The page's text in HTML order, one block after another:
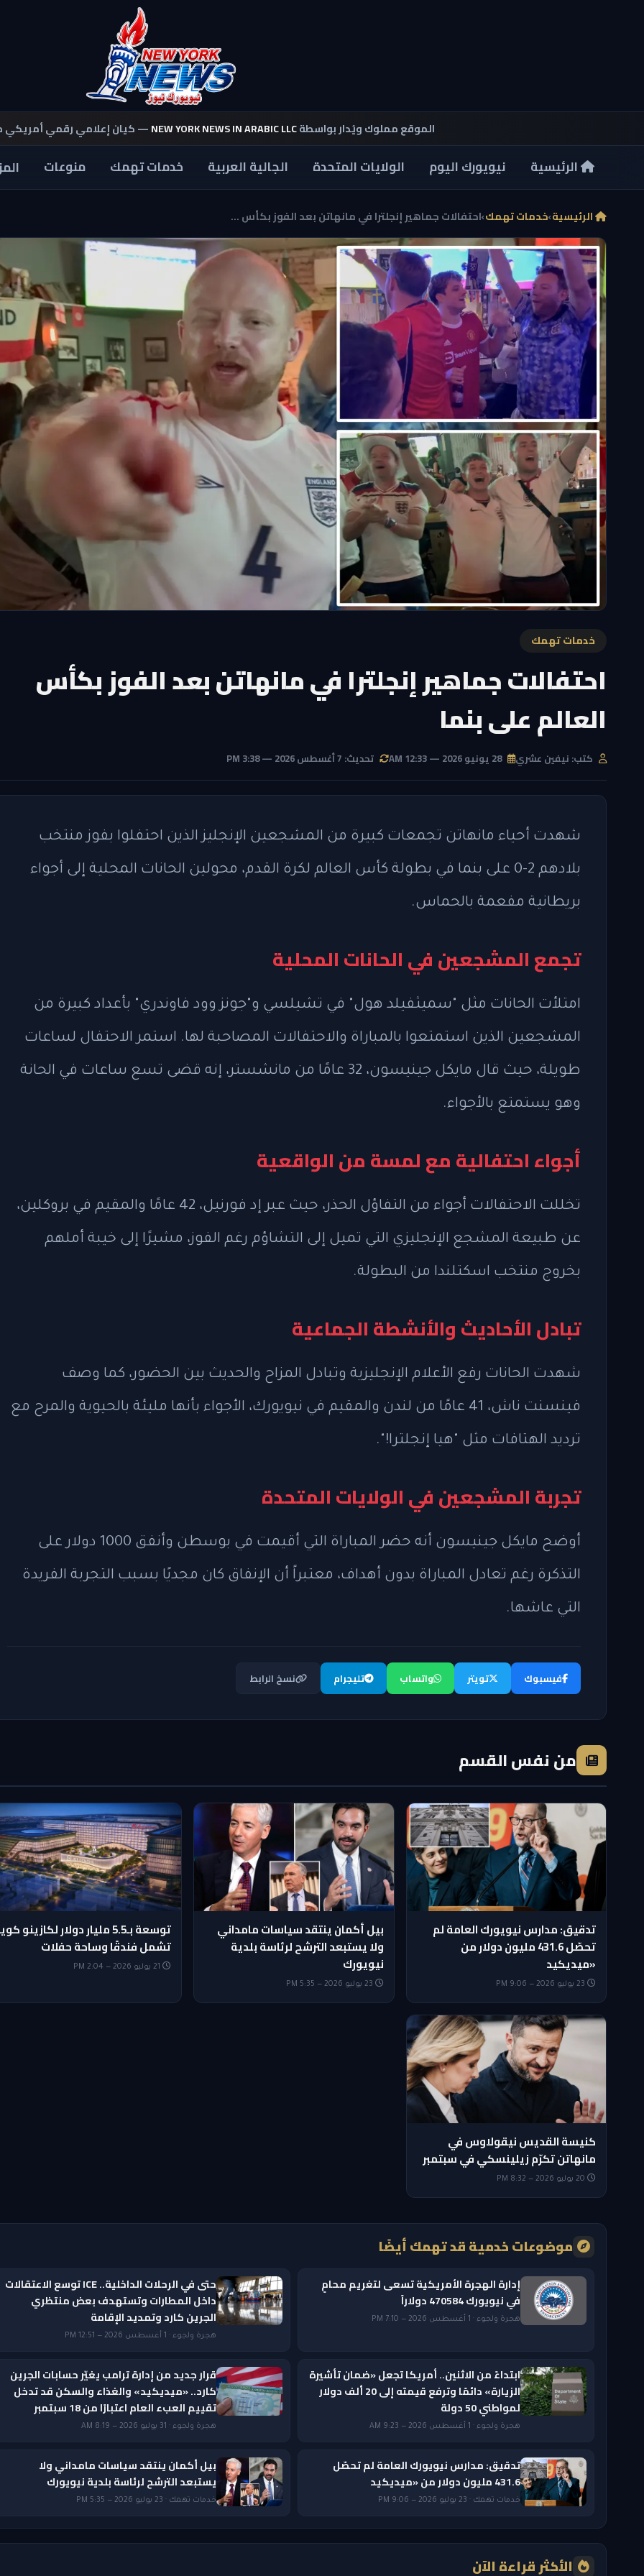
الموقع مملوك ويُدار بواسطةNEW YORK NEWS IN ARABIC LLC— كيان إعلامي رقمي
الرئيسية نيويورك اليوم الولايات المتحدة الجالية العربية خدمات تهمك منوعات
الرئيسية›خدمات تهمك›احتفالات جماهير إنجلترا في مانهاتن بعد الفوز بكأس ...
خدمات تهمك
احتفالات جماهير إنجلترا في مانهاتن بعد الفوز بكأس
العالم على بنما
كتب: نيفين عشري 28 يونيو 2026 — 12:33 AM تحديث: 7 أغسطس 2026 — 3:38 PM
شهدت أحياء مانهاتن تجمعات كبيرة من المشجعين الإنجليز الذين احتفلوا بفوز منتخب
بلادهم 2-0 على بنما في بطولة كأس العالم لكرة القدم، محولين الحانات المحلية إلى أجواء
بريطانية مفعمة بالحماس.
تجمع المشجعين في الحانات المحلية
امتلأت الحانات مثل "سميثفيلد هول" في تشيلسي و"جونز وود فاوندري" بأعداد كبيرة من
المشجعين الذين استمتعوا بالمباراة والاحتفالات المصاحبة لها. استمر الاحتفال لساعات
طويلة، حيث قال مايكل جينيسون، 32 عامًا من مانشستر، إنه قضى تسع ساعات في الحانة
وهو يستمتع بالأجواء.
أجواء احتفالية مع لمسة من الواقعية
تخللت الاحتفالات أجواء من التفاؤل الحذر، حيث عبر إد فورنيل، 42 عامًا والمقيم في بروكلين،
عن طبيعة المشجع الإنجليزي التي تميل إلى التشاؤم رغم الفوز، مشيرًا إلى خيبة أملهم
بخروج منتخب اسكتلندا من البطولة.
تبادل الأحاديث والأنشطة الجماعية
شهدت الحانات رفع الأعلام الإنجليزية وتبادل المزاح والحديث بين الحضور، كما وصف
فينسنت ناش، 41 عامًا من لندن والمقيم في نيويورك، الأجواء بأنها مليئة بالحيوية والمرح مع
ترديد الهتافات مثل "هيا إنجلترا!".
تجربة المشجعين في الولايات المتحدة
أوضح مايكل جينيسون أنه حضر المباراة التي أقيمت في بوسطن وأنفق 1000 دولار على
التذكرة رغم تعادل المباراة بدون أهداف، معتبراً أن الإنفاق كان مجديًا بسبب التجربة الفريدة
التي عاشها.
فيسبوك تويتر واتساب تليجرام نسخ الرابط
من نفس القسم
تدقيق: مدارس نيويورك العامة لم
تحصّل 431.6 مليون دولار من
«ميديكيد
بيل أكمان ينتقد سياسات مامداني
ولا يستبعد الترشح لرئاسة بلدية
نيويورك
توسعة بـ5.5 مليار دولار لكازينو
تشمل فندقًا وساحة حفلات
21 يوليو 2026 — 2:04 PM
كنيسة القديس نيقولاوس في
مانهاتن تكرّم زيلينسكي في سبتمبر
موضوعات خدمية قد تهمك أيضًا
إدارة الهجرة الأمريكية تسعى لتغريم محامٍ
في نيويورك 470584 دولاراً
هجرة ولجوء · 1 أغسطس 2026 — 7:10 PM
حتى في الرحلات الداخلية.. ICE توسع الاعتقالات
داخل المطارات وتستهدف بعض منتظري
الجرين كارد وتمديد الإقامة
هجرة ولجوء · 1 أغسطس 2026 — 12:51 PM
ابتداءً من الاثنين.. أمريكا تجعل «ضمان تأشيرة
الزيارة» دائمًا وترفع قيمته إلى 20 ألف دولار
لمواطني 50 دولة
هجرة ولجوء · 1 أغسطس 2026 — 9:23 AM
قرار جديد من إدارة ترامب يغيّر حسابات الجرين
كارد.. «ميديكيد» والغذاء والسكن قد تدخل
تقييم العبء العام اعتبارًا من 18 سبتمبر
هجرة ولجوء · 31 يوليو 2026 — 8:19 AM
تدقيق: مدارس نيويورك العامة لم تحصّل
431.6 مليون دولار من «ميديكيد
خدمات تهمك · 23 يوليو 2026 — 9:06 PM
بيل أكمان ينتقد سياسات مامداني ولا
يستبعد الترشح لرئاسة بلدية نيويورك
خدمات تهمك · 23 يوليو 2026 — 5:35 PM
الأكثر قراءة الآن